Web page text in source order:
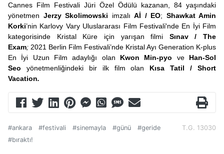
Cannes Film Festivali Jüri Özel Ödülü kazanan, 84 yaşındaki
yönetmen Jerzy Skolimowski imzalı Aİ / EO; Shawkat Amin
Korki’nin Karlovy Vary Uluslararası Film Festivali'nde En İyi Film
kategorisinde Kristal Küre için yarışan filmi Sınav / The
Exam; 2021 Berlin Film Festivali’nde Kristal Ayı Generation K-plus
En İyi Uzun Film adaylığı olan Kwon Min-pyo ve Han-Sol
Seo yönetmenliğindeki bir ilk film olan Kısa Tatil / Short
Vacation.
T.G. 13030
#ankara #festivali #sinemayla #günü
#geride
#bıraktı!